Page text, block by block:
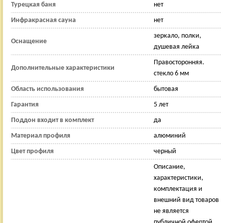
Турецкая баня нет
Инфракрасная сауна нет
Оснащение
зеркало, полки,
душевая лейка
Дополнительные характеристики
Правосторонняя.
стекло 6 мм
Область использования бытовая
Гарантия 5 лет
Поддон входит в комплект да
Материал профиля алюминий
Цвет профиля черный
Описание,
характеристики,
комплектация и
внешний вид товаров
не является